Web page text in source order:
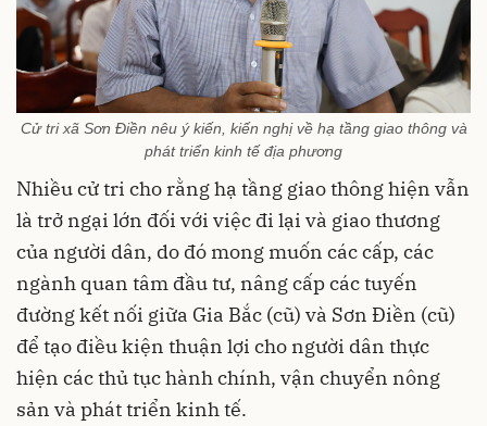
Cử tri xã Sơn Điền nêu ý kiến, kiến nghị về hạ tầng giao thông và
phát triển kinh tế địa phương
Nhiều cử tri cho rằng hạ tầng giao thông hiện vẫn
là trở ngại lớn đối với việc đi lại và giao thương
của người dân, do đó mong muốn các cấp, các
ngành quan tâm đầu tư, nâng cấp các tuyến
đường kết nối giữa Gia Bắc (cũ) và Sơn Điền (cũ)
để tạo điều kiện thuận lợi cho người dân thực
hiện các thủ tục hành chính, vận chuyển nông
sản và phát triển kinh tế.